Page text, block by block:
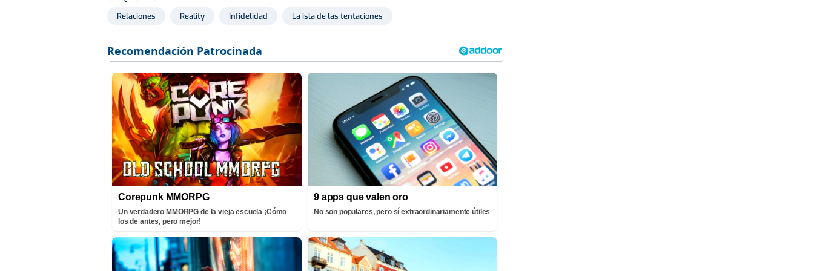
Relaciones Reality Infidelidad La isla de las tentaciones
Corepunk MMORPG
Un verdadero MMORPG de la vieja escuela ¡Cómo
los de antes, pero mejor!
9 apps que valen oro
No son populares, pero sí extraordinariamente útiles